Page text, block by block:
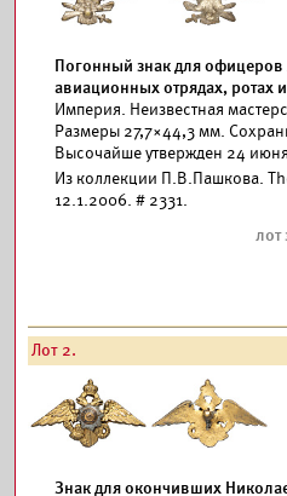
Погонный знак для офицеров
авиационных отрядах, ротах
Империя. Неизвестная
Размеры 27,7×44,3 мм.
Высочайше утвержден 24 июня
Из коллекции П.В.Пашкова.
12.1.2006. # 2331.
Лот 2.
Знак для окончивших